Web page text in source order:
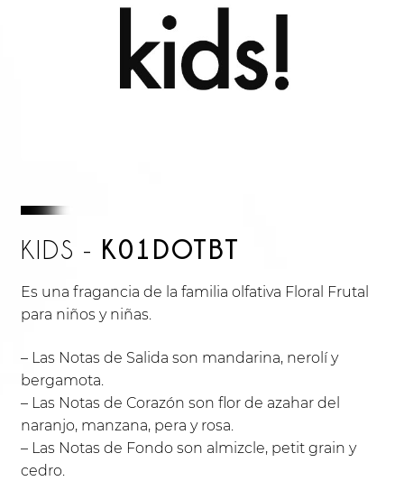
KIDS - K01DOTBT
Es una fragancia de la familia olfativa Floral Frutal
para niños y niñas.
– Las Notas de Salida son mandarina, nerolí y
bergamota.
– Las Notas de Corazón son flor de azahar del
naranjo, manzana, pera y rosa.
– Las Notas de Fondo son almizcle, petit grain y
cedro.